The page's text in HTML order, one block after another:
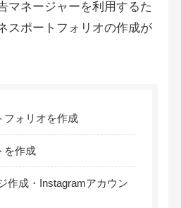
マネージャーを利用するた
スポートフォリオの作成が
フォリオを作成
を作成
作成・Instagramアカウン